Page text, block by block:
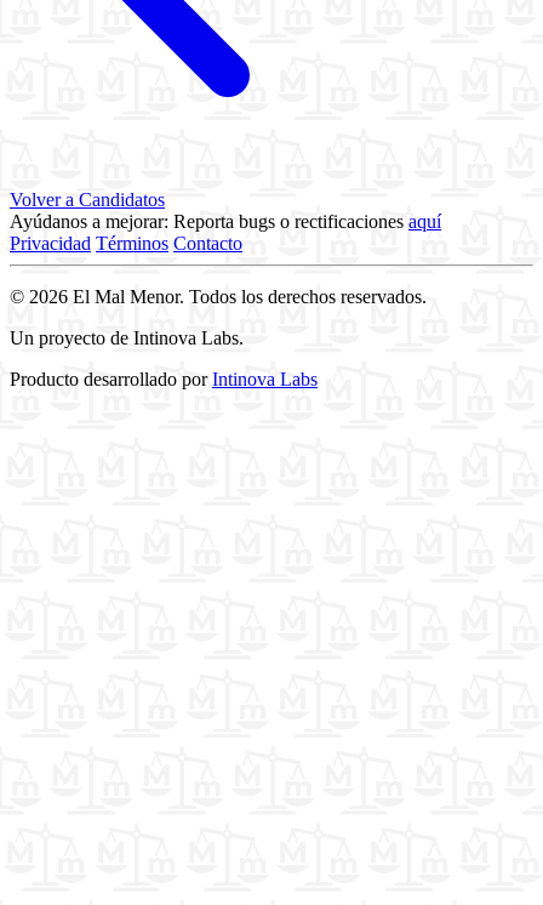
Volver a Candidatos
Ayúdanos a mejorar: Reporta bugs o rectificaciones aquí
Privacidad Términos Contacto
© 2026 El Mal Menor. Todos los derechos reservados.
Un proyecto de Intinova Labs.
Producto desarrollado porIntinova Labs